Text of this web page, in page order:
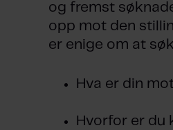
og fremst
opp mot den
er enige om at
Hva er din
Hvorfor er du